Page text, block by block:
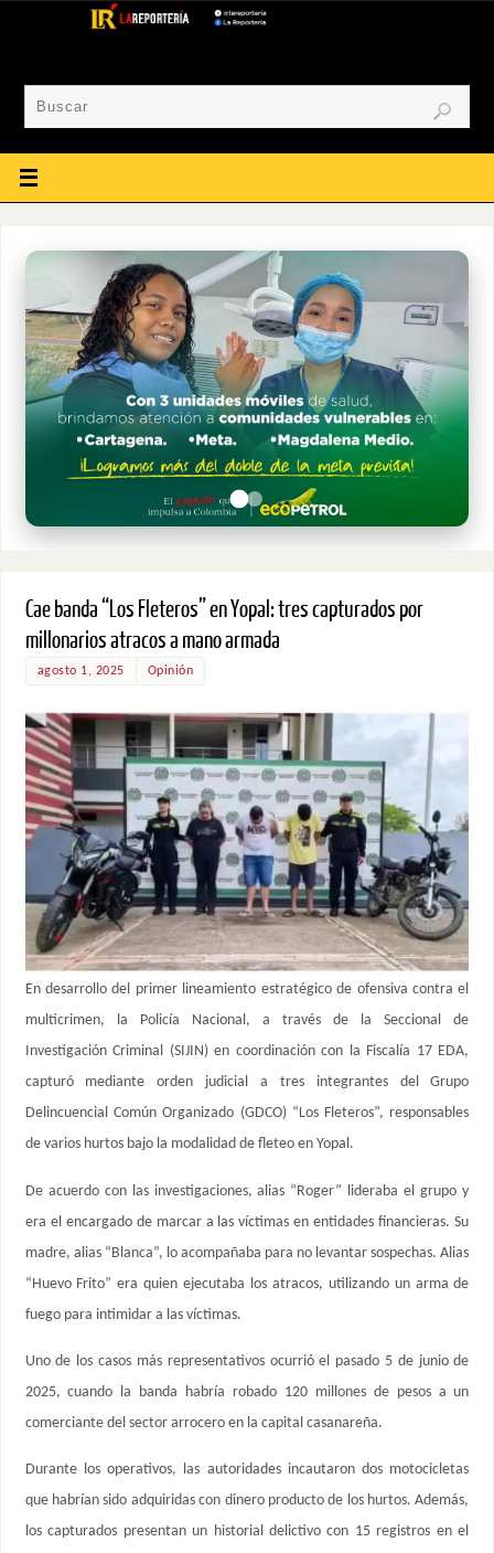
Cae banda “Los Fleteros” en Yopal: tres capturados por
millonarios atracos a mano armada
agosto 1, 2025 Opinión
En desarrollo del primer lineamiento estratégico de ofensiva contra el
multicrimen, la Policía Nacional, a través de la Seccional de
Investigación Criminal (SIJIN) en coordinación con la Fiscalía 17 EDA,
capturó mediante orden judicial a tres integrantes del Grupo
Delincuencial Común Organizado (GDCO) “Los Fleteros”, responsables
de varios hurtos bajo la modalidad de fleteo en Yopal.
De acuerdo con las investigaciones, alias “Roger” lideraba el grupo y
era el encargado de marcar a las víctimas en entidades financieras. Su
madre, alias “Blanca”, lo acompañaba para no levantar sospechas. Alias
“Huevo Frito” era quien ejecutaba los atracos, utilizando un arma de
fuego para intimidar a las víctimas.
Uno de los casos más representativos ocurrió el pasado 5 de junio de
2025, cuando la banda habría robado 120 millones de pesos a un
comerciante del sector arrocero en la capital casanareña.
Durante los operativos, las autoridades incautaron dos motocicletas
que habrían sido adquiridas con dinero producto de los hurtos. Además,
los capturados presentan un historial delictivo con 15 registros en el